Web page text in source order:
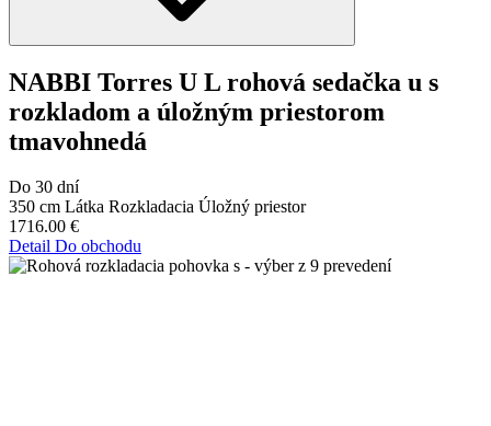
NABBI Torres U L rohová sedačka u s
rozkladom a úložným priestorom
tmavohnedá
Do 30 dní
350 cm Látka Rozkladacia Úložný priestor
1716.00 €
Detail Do obchodu